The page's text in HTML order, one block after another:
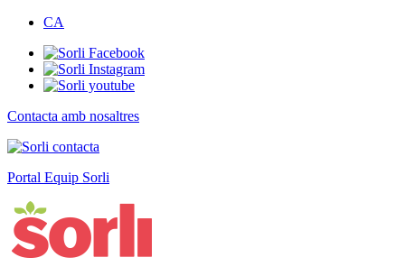
CA
Contacta amb nosaltres
Portal Equip Sorli